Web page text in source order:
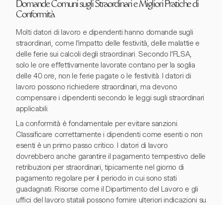
Domande Comuni sugli Straordinari e Migliori Pratiche di
Conformità
Molti datori di lavoro e dipendenti hanno domande sugli
straordinari, come l'impatto delle festività, delle malattie e
delle ferie sui calcoli degli straordinari. Secondo l'FLSA,
solo le ore effettivamente lavorate contano per la soglia
delle 40 ore, non le ferie pagate o le festività. I datori di
lavoro possono richiedere straordinari, ma devono
compensare i dipendenti secondo le leggi sugli straordinari
applicabili.
La conformità è fondamentale per evitare sanzioni.
Classificare correttamente i dipendenti come esenti o non
esenti è un primo passo critico. I datori di lavoro
dovrebbero anche garantire il pagamento tempestivo delle
retribuzioni per straordinari, tipicamente nel giorno di
pagamento regolare per il periodo in cui sono stati
guadagnati. Risorse come il Dipartimento del Lavoro e gli
uffici del lavoro statali possono fornire ulteriori indicazioni su